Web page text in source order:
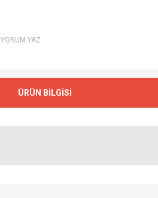
YORUM YAZ
ÜRÜN BİLGİSİ